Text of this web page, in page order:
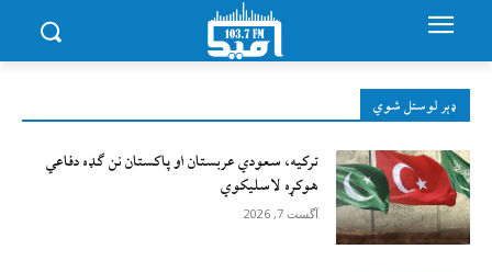
ډېر لوستل شوي
ترکیه، سعودي عربستان او پاکستان نن ګډه دفاعي
هوکړه لاسلیکوي
آگست 7, 2026